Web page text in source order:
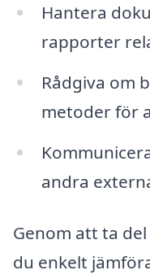
Hantera
rapporter
Rådgiva om
metoder för
andra
Genom att ta
du enkelt